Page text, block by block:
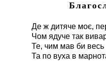
Де ж дитяче моє,
Чом ядуче так
Те, чим мав би весь
Та по вуха в